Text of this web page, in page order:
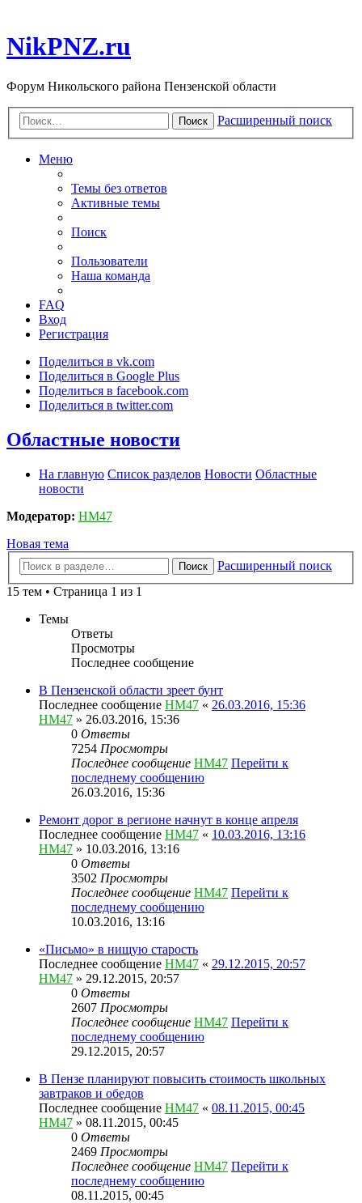
NikPNZ.ru
Форум Никольского района Пензенской области
Поиск Расширенный поиск
Меню
Темы без ответов
Активные темы
Поиск
Пользователи
Наша команда
FAQ
Вход
Регистрация
Поделиться в vk.com
Поделиться в Google Plus
Поделиться в facebook.com
Поделиться в twitter.com
Областные новости
На главную Список разделов Новости Областные
новости
Модератор: HM47
Новая тема
Поиск
Расширенный поиск
15 тем • Страница 1 из 1
Темы
Ответы
Просмотры
Последнее сообщение
В Пензенской области зреет бунт
Последнее сообщение HM47 « 26.03.2016, 15:36
HM47 » 26.03.2016, 15:36
0 Ответы
7254 Просмотры
Последнее сообщение HM47 Перейти к
последнему сообщению
26.03.2016, 15:36
Ремонт дорог в регионе начнут в конце апреля
Последнее сообщение HM47 « 10.03.2016, 13:16
HM47 » 10.03.2016, 13:16
0 Ответы
3502 Просмотры
Последнее сообщение HM47 Перейти к
последнему сообщению
10.03.2016, 13:16
«Письмо» в нищую старость
Последнее сообщение HM47 « 29.12.2015, 20:57
HM47 » 29.12.2015, 20:57
0 Ответы
2607 Просмотры
Последнее сообщение HM47 Перейти к
последнему сообщению
29.12.2015, 20:57
В Пензе планируют повысить стоимость школьных
завтраков и обедов
Последнее сообщение HM47 « 08.11.2015, 00:45
HM47 » 08.11.2015, 00:45
0 Ответы
2469 Просмотры
Последнее сообщение HM47 Перейти к
последнему сообщению
08.11.2015, 00:45